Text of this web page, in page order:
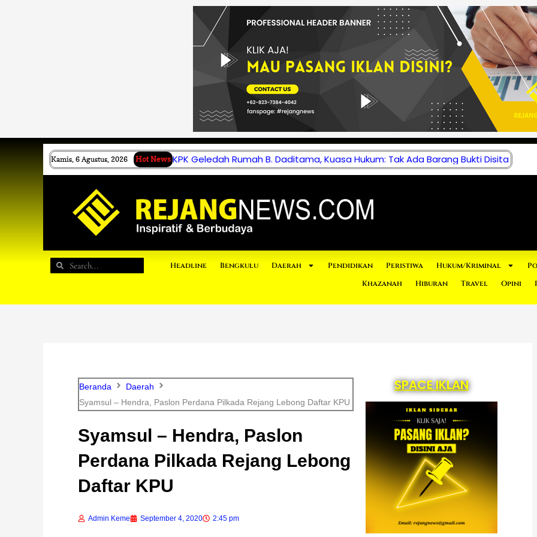
Kamis, 6 Agustus, 2026 Hot News KPK Geledah Rumah B. Daditama, Kuasa Hukum: Tak Ada Barang Bukti Disita
Search
Search Headline Bengkulu Daerah Pendidikan Peristiwa Hukum/Kriminal
Khazanah
Hiburan Travel Opini
Beranda
Daerah
Syamsul – Hendra, Paslon Perdana Pilkada Rejang Lebong Daftar KPU
Syamsul – Hendra, Paslon
Perdana Pilkada Rejang Lebong
Daftar KPU
Admin Keme September 4, 2020 2:45 pm
SPACE IKLAN